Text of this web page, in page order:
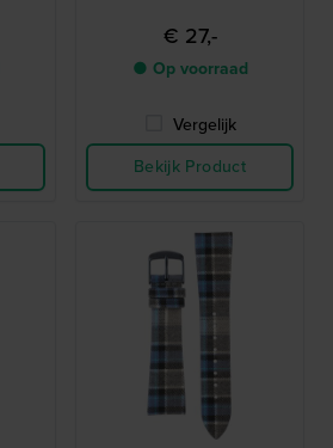
€ 27,-
● Op voorraad
Vergelijk
Bekijk Product